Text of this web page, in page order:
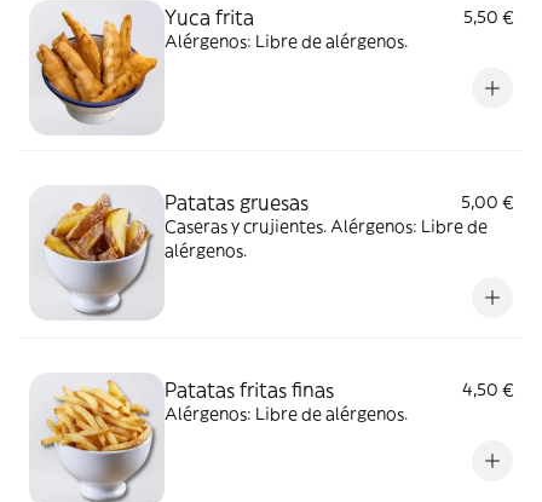
Yuca frita
5,50 €
Alérgenos: Libre de alérgenos.
Patatas gruesas
5,00 €
Caseras y crujientes. Alérgenos: Libre de
alérgenos.
Patatas fritas finas
4,50 €
Alérgenos: Libre de alérgenos.